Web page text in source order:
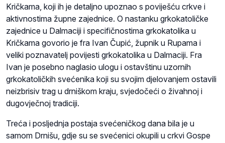
Kričkama, koji ih je detaljno upoznao s poviješću crkve i
aktivnostima župne zajednice. O nastanku grkokatoličke
zajednice u Dalmaciji i specifičnostima grkokatolika u
Kričkama govorio je fra Ivan Čupić, župnik u Rupama i
veliki poznavatelj povijesti grkokatolika u Dalmaciji. Fra
Ivan je posebno naglasio ulogu i ostavštinu uzornih
grkokatoličkih svećenika koji su svojim djelovanjem ostavili
neizbrisiv trag u drniškom kraju, svjedočeći o živahnoj i
dugovječnoj tradiciji.
Treća i posljednja postaja svećeničkog dana bila je u
samom Drnišu, gdje su se svećenici okupili u crkvi Gospe